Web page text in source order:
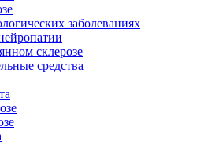
заболеваниях
склерозе
средства